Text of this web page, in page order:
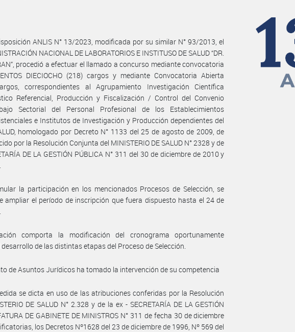
ANLIS N° 13/2023, modificada por su similar N° 93/2013, el
NACIONAL DE LABORATORIOS E INSTITUSO DE SALUD “DR.
procedió a efectuar el llamado a concurso mediante convocatoria
DIECIOCHO (218) cargos y mediante Convocatoria Abierta
correspondientes al Agrupamiento Investigación Científica
Referencial, Producción y Fiscalización / Control del Convenio
Sectorial del Personal Profesional de los Establecimientos
e Institutos de Investigación y Producción dependientes del
homologado por Decreto N° 1133 del 25 de agosto de 2009, de
por la Resolución Conjunta del MINISTERIO DE SALUD N° 2328 y de
DE LA GESTIÓN PÚBLICA N° 311 del 30 de diciembre de 2010 y
la participación en los mencionados Procesos de Selección, se
ampliar el período de inscripción que fuera dispuesto hasta el 24 de
comporta la modificación del cronograma oportunamente
de las distintas etapas del Proceso de Selección.
de Asuntos Jurídicos ha tomado la intervención de su competencia
se dicta en uso de las atribuciones conferidas por la Resolución
DE SALUD N° 2.328 y de la ex - SECRETARÍA DE LA GESTIÓN
DE GABINETE DE MINISTROS N° 311 de fecha 30 de diciembre
los Decretos Nº1628 del 23 de diciembre de 1996, Nº 569 del